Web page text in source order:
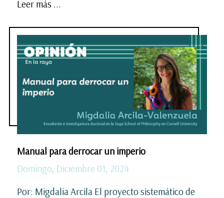
Leer más ...
Manual para derrocar un imperio
Domingo, Diciembre 01, 2024
Por: Migdalia Arcila El proyecto sistemático de